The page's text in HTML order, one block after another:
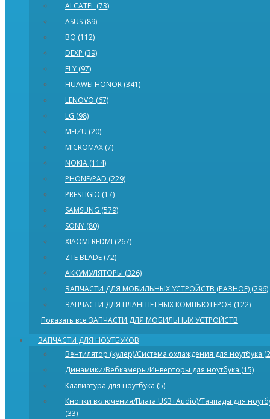
ALCATEL (73)
ASUS (89)
BQ (112)
DEXP (39)
FLY (97)
HUAWEI HONOR (341)
LENOVO (67)
LG (98)
MEIZU (20)
MICROMAX (7)
NOKIA (114)
PHONE/PAD (229)
PRESTIGIO (17)
SAMSUNG (579)
SONY (80)
XIAOMI REDMI (267)
ZTE BLADE (72)
АККУМУЛЯТОРЫ (326)
ЗАПЧАСТИ ДЛЯ МОБИЛЬНЫХ УСТРОЙСТВ (РАЗНОЕ) (296)
ЗАПЧАСТИ ДЛЯ ПЛАНШЕТНЫХ КОМПЬЮТЕРОВ (122)
Показать все ЗАПЧАСТИ ДЛЯ МОБИЛЬНЫХ УСТРОЙСТВ
ЗАПЧАСТИ ДЛЯ НОУТБУКОВ
Вентилятор (кулер)/Система охлаждения для ноутбука
Динамики/Bебкамеры/Инверторы для ноутбука (15)
Клавиатура для ноутбука (5)
Кнопки включения/Плата USB+Audio)/Тачпады для
(33)